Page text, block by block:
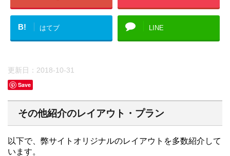
B! はてブ LINE
更新日： 2018-10-31
Save
その他紹介のレイアウト・プラン
以下で、弊サイトオリジナルのレイアウトを多数紹介して
います。